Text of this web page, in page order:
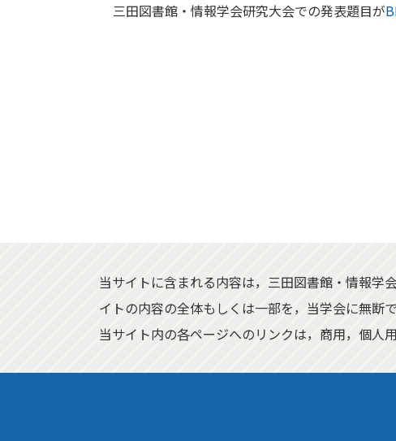
三田図書館・情報学会研究大会での発表題目が
当サイトに含まれる内容は，三田図書館・情報学
イトの内容の全体もしくは一部を，当学会に無断
当サイト内の各ページへのリンクは，商用，個人